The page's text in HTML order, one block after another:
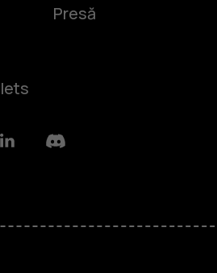
Presă
LinkedinDiscord